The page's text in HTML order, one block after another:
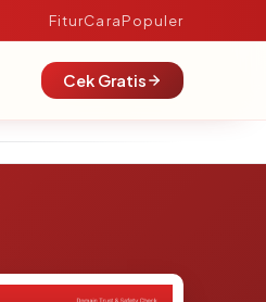
FiturCaraPopuler
Cek Gratis